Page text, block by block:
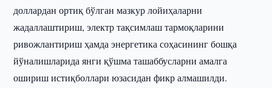
доллардан ортиқ бўлган мазкур лойиҳаларни
жадаллаштириш, электр тақсимлаш тармоқларини
ривожлантириш ҳамда энергетика соҳасининг бошқа
йўналишларида янги қўшма ташаббусларни амалга
ошириш истиқболлари юзасидан фикр алмашилди.